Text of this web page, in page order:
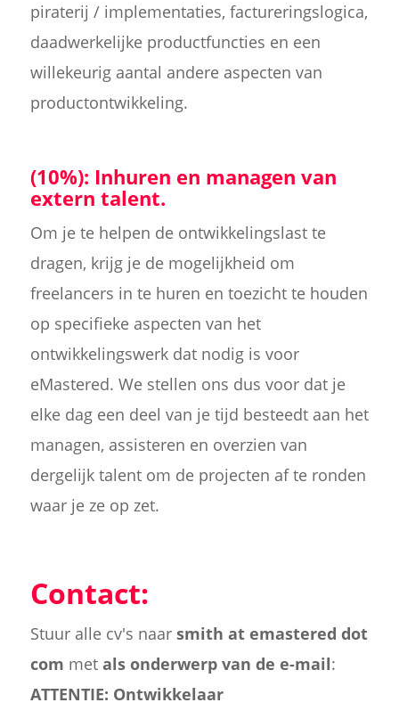
piraterij / implementaties, factureringslogica,
daadwerkelijke productfuncties en een
willekeurig aantal andere aspecten van
productontwikkeling.
(10%): Inhuren en managen van
extern talent.
Om je te helpen de ontwikkelingslast te
dragen, krijg je de mogelijkheid om
freelancers in te huren en toezicht te houden
op specifieke aspecten van het
ontwikkelingswerk dat nodig is voor
eMastered. We stellen ons dus voor dat je
elke dag een deel van je tijd besteedt aan het
managen, assisteren en overzien van
dergelijk talent om de projecten af te ronden
waar je ze op zet.
Contact:
Stuur alle cv's naar smith at emastered dot
com met als onderwerp van de e-mail:
ATTENTIE: Ontwikkelaar